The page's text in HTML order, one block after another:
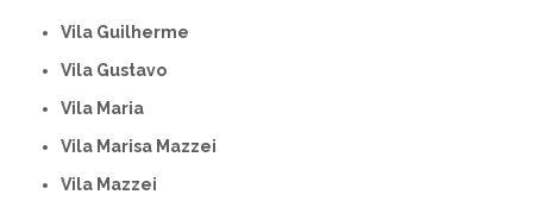
Vila Guilherme
Vila Gustavo
Vila Maria
Vila Marisa Mazzei
Vila Mazzei